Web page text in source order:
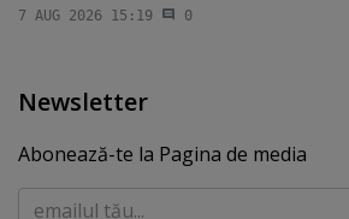
7 AUG 2026 15:19 0
Newsletter
Abonează-te la Pagina de media